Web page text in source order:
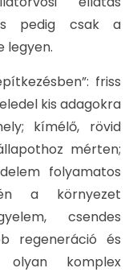
pedig csak a
legyen.
friss
kis adagokra
kímélő, rövid
mérten;
folyamatos
a környezet
csendes
regeneráció és
olyan komplex